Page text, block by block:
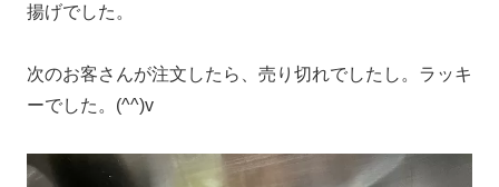
揚げでした。
次のお客さんが注文したら、売り切れでしたし。ラッキ
ーでした。(^^)v